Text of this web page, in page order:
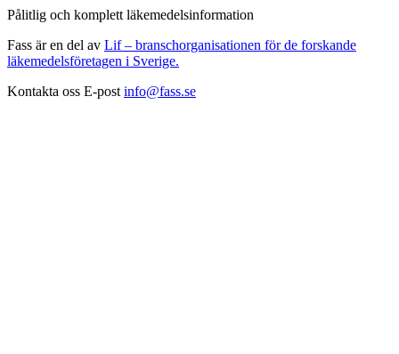
Pålitlig och komplett läkemedelsinformation
Fass är en del av Lif – branschorganisationen för de forskande
läkemedelsföretagen i Sverige.
Kontakta oss E-post info@fass.se